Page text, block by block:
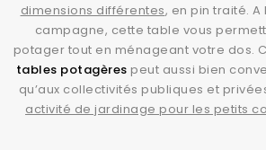
dimensions différentes, en pin traité.
campagne, cette table vous
potager tout en ménageant votre dos.
tables potagères peut aussi bien
qu’aux collectivités publiques et
activité de jardinage pour les petits